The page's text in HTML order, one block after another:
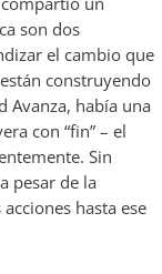
son dos
el cambio que
construyendo
Avanza, había una
con “fin” – el
Sin
pesar de la
hasta ese